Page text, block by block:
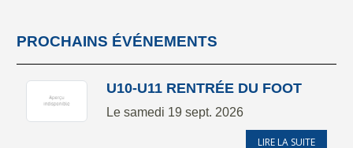
PROCHAINS ÉVÉNEMENTS
U10-U11 RENTRÉE DU FOOT
Le samedi 19 sept. 2026
LIRE LA SUITE